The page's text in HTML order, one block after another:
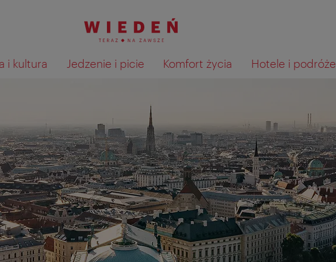
i kultura Jedzenie i picie Komfort życia Hotele i podróże